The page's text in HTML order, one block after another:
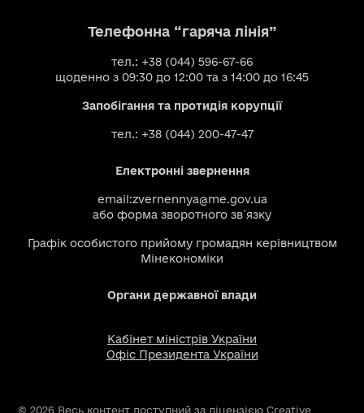
Телефонна “гаряча лінія”
тел.: +38 (044) 596-67-66
щоденно з 09:30 до 12:00 та з 14:00 до 16:45
Запобігання та протидія корупції
тел.: +38 (044) 200-47-47
Електронні звернення
email:zvernennya@me.gov.ua
або форма зворотного зв`язку
Графік особистого прийому громадян керівництвом
Мінекономіки
Органи державної влади
Кабінет міністрів України
Офіс Президента України
© 2026 Весь контент доступний за ліцензією Creative